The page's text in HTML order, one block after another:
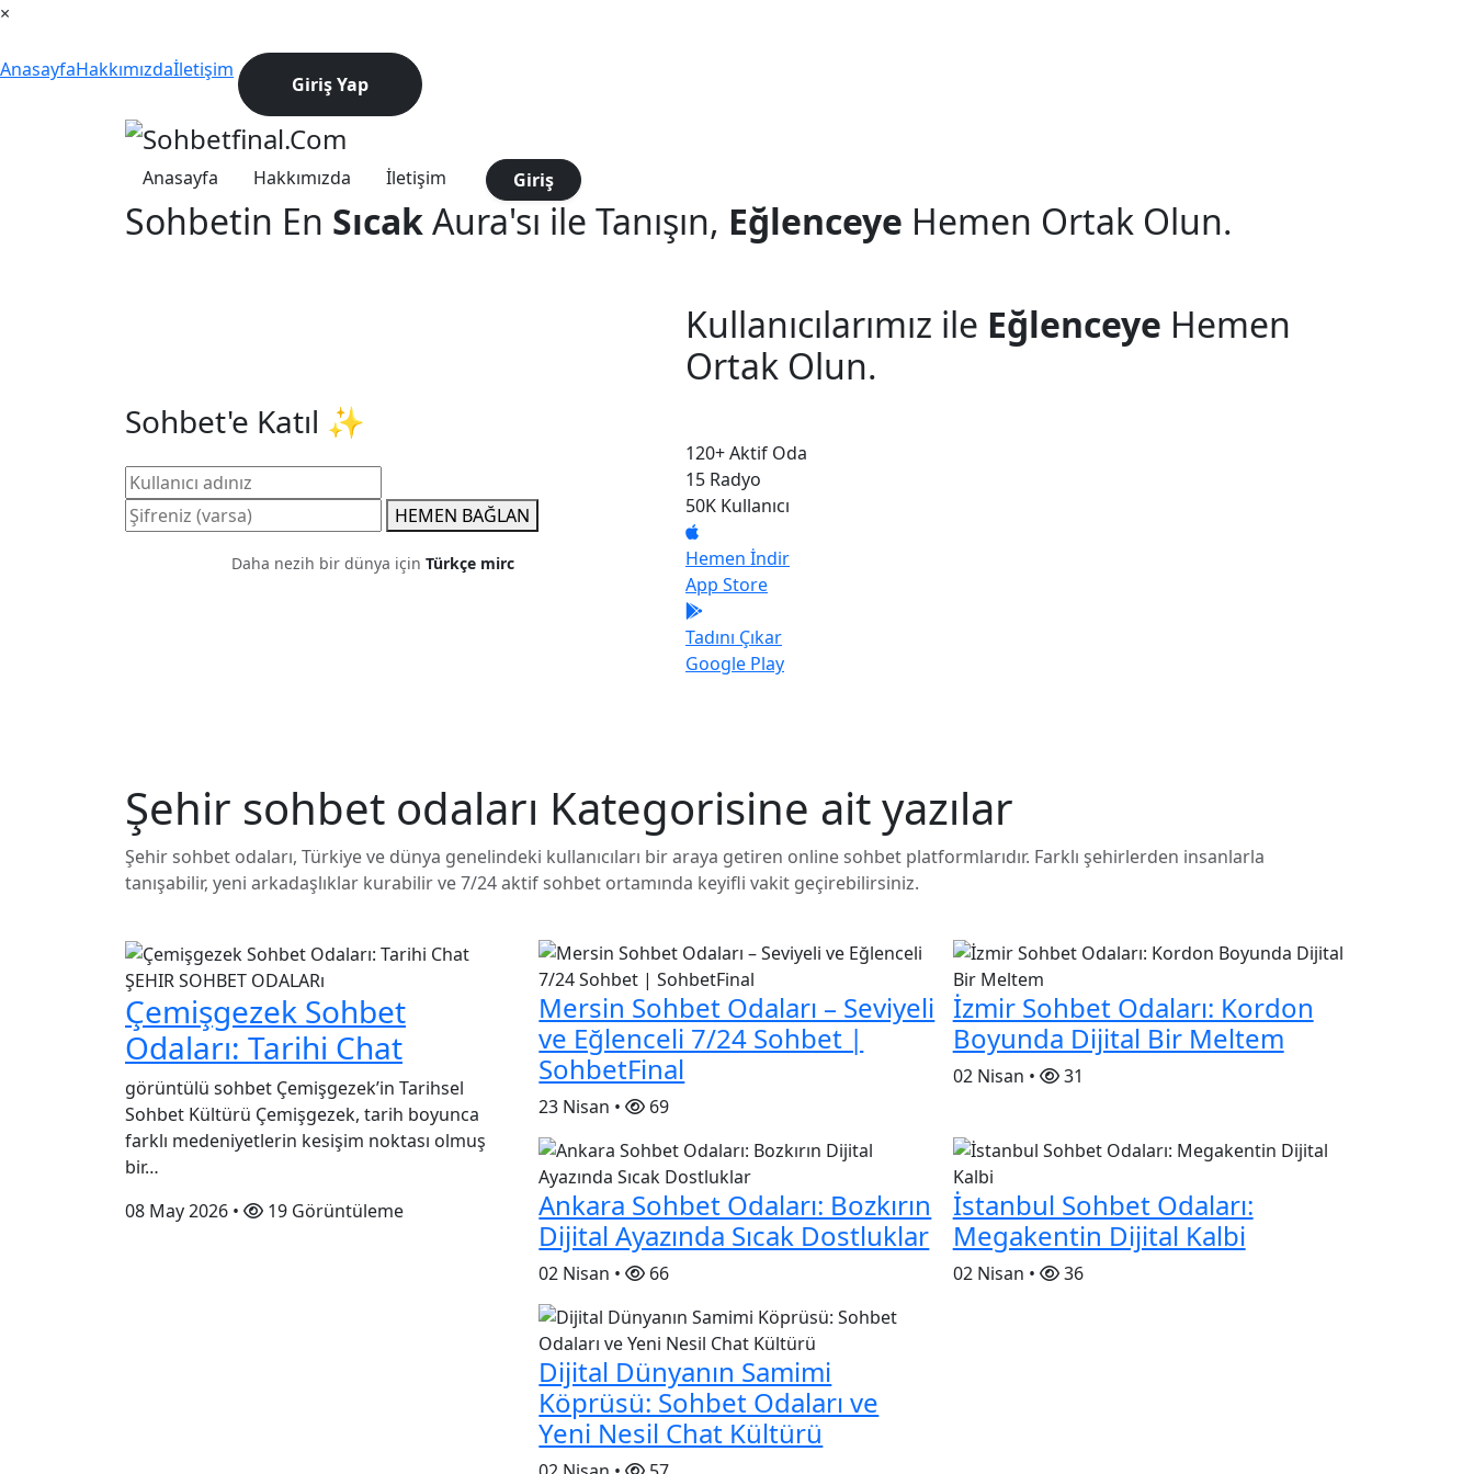
×
AnasayfaHakkımızdaİletişim
Giriş Yap
Anasayfa Hakkımızda İletişim Giriş
Sohbetin En Sıcak Aura'sı ile Tanışın, Eğlenceye Hemen Ortak Olun.
Sohbet'e Katıl ✨
HEMEN BAĞLAN
Daha nezih bir dünya için Türkçe mirc
Kullanıcılarımız ile Eğlenceye Hemen
Ortak Olun.
120+Aktif Oda
15 Radyo
50K Kullanıcı
Hemen İndir
App Store
Tadını Çıkar
Google Play
Şehir sohbet odaları Kategorisine ait yazılar
Şehir sohbet odaları, Türkiye ve dünya genelindeki kullanıcıları bir araya getiren online sohbet platformlarıdır. Farklı şehirlerden insanlarla
tanışabilir, yeni arkadaşlıklar kurabilir ve 7/24 aktif sohbet ortamında keyifli vakit geçirebilirsiniz.
ŞEHIR SOHBET ODALARı
Çemişgezek Sohbet
Odaları: Tarihi Chat
görüntülü sohbet Çemişgezek’in Tarihsel
Sohbet Kültürü Çemişgezek, tarih boyunca
farklı medeniyetlerin kesişim noktası olmuş
bir…
08 May 2026 • 19 Görüntüleme
Mersin Sohbet Odaları – Seviyeli
ve Eğlenceli 7/24 Sohbet |
SohbetFinal
23 Nisan • 69
İzmir Sohbet Odaları: Kordon
Boyunda Dijital Bir Meltem
02 Nisan • 31
Ankara Sohbet Odaları: Bozkırın
Dijital Ayazında Sıcak Dostluklar
02 Nisan • 66
İstanbul Sohbet Odaları:
Megakentin Dijital Kalbi
02 Nisan • 36
Dijital Dünyanın Samimi
Köprüsü: Sohbet Odaları ve
Yeni Nesil Chat Kültürü